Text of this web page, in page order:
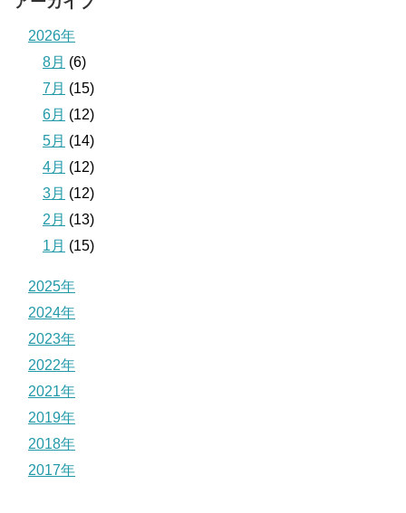
2026年
8月 (6)
7月 (15)
6月 (12)
5月 (14)
4月 (12)
3月 (12)
2月 (13)
1月 (15)
2025年
2024年
2023年
2022年
2021年
2019年
2018年
2017年